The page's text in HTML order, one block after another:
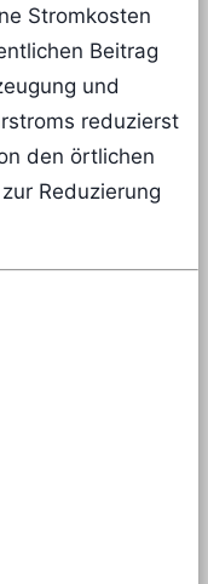
Stromkosten
Beitrag
und
reduzierst
den örtlichen
Reduzierung